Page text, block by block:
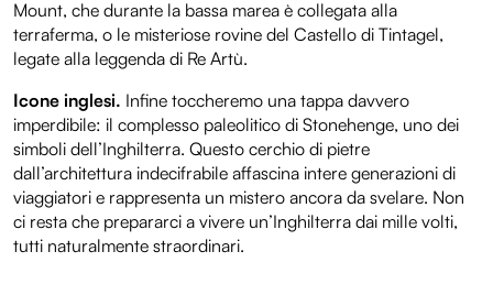
Mount, che durante la bassa marea è collegata alla
terraferma, o le misteriose rovine del Castello di Tintagel,
legate alla leggenda di Re Artù.
Icone inglesi. Infine toccheremo una tappa davvero
imperdibile: il complesso paleolitico di Stonehenge, uno dei
simboli dell’Inghilterra. Questo cerchio di pietre
dall’architettura indecifrabile affascina intere generazioni di
viaggiatori e rappresenta un mistero ancora da svelare. Non
ci resta che prepararci a vivere un’Inghilterra dai mille volti,
tutti naturalmente straordinari.